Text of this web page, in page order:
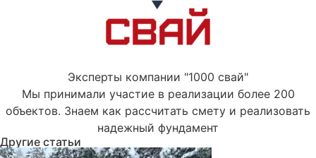
Эксперты компании "1000 свай"
Мы принимали участие в реализации более 200
объектов. Знаем как рассчитать смету и реализовать
надежный фундамент
Другие статьи